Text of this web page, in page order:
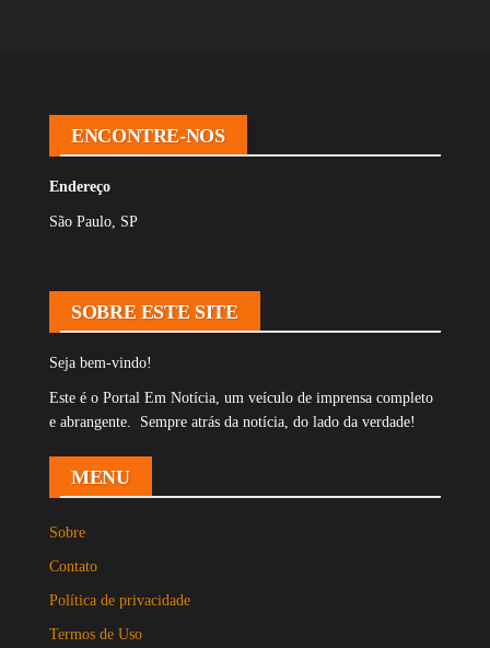
ENCONTRE-NOS
Endereço
São Paulo, SP
SOBRE ESTE SITE
Seja bem-vindo!
Este é o Portal Em Notícia, um veículo de imprensa completo
e abrangente. Sempre atrás da notícia, do lado da verdade!
MENU
Sobre
Contato
Política de privacidade
Termos de Uso